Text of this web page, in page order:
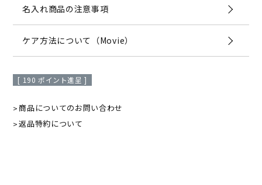
名入れ商品の注意事項
ケア方法について（Movie）
[ 190 ポイント進呈 ]
商品についてのお問い合わせ
返品特約について